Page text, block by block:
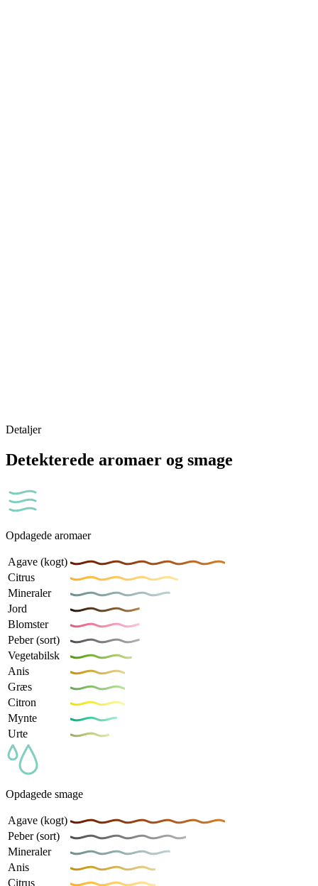
Detaljer
Detekterede aromaer og smage
Opdagede aromaer
Agave (kogt)
Citrus
Mineraler
Jord
Blomster
Peber (sort)
Vegetabilsk
Anis
Græs
Citron
Mynte
Urte
Opdagede smage
Agave (kogt)
Peber (sort)
Mineraler
Anis
Citrus